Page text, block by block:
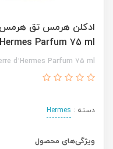
Parfum 75 ml
d’Hermes Parfum 75 ml
دسته : Hermes
ویژگی‌های محصول